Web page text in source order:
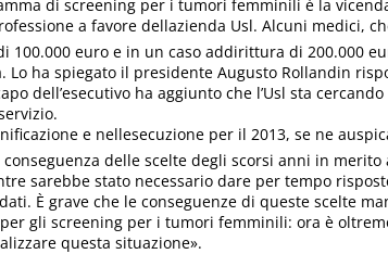
di screening per i tumori femminili è la
a favore dellazienda Usl. Alcuni medici,
100.000 euro e in un caso addirittura di 200.000
ha spiegato il presidente Augusto Rollandin
dell’esecutivo ha aggiunto che l’Usl sta
e nellesecuzione per il 2013, se ne
delle scelte degli scorsi anni in
sarebbe stato necessario dare per tempo
È grave che le conseguenze di queste scelte
gli screening per i tumori femminili: ora è
questa situazione».